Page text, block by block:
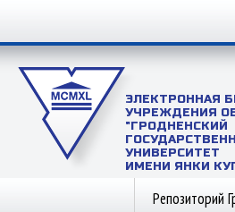
ЭЛЕКТРОННАЯ
УЧРЕЖДЕНИЯ
"ГРОДНЕНСКИЙ
УНИВЕРСИТЕТ
ИМЕНИ ЯНКИ
Репозиторий